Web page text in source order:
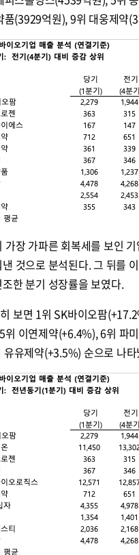
품(3929억원), 9위 대웅제약
가장 가파른 회복세를 보인
것으로 분석된다. 그 뒤를
한 분기 성장률을 보였다.
보면 1위 SK바이오팜
위 이연제약(+6.4%), 6위 파
유제약(+3.5%) 순으로 나